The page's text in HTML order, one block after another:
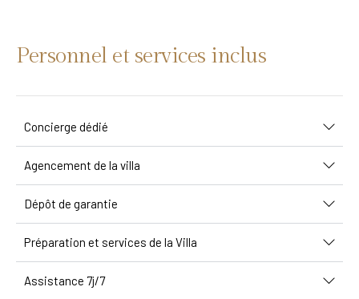
Personnel et services inclus
Concierge dédié
Agencement de la villa
Dépôt de garantie
Préparation et services de la Villa
Assistance 7j/7